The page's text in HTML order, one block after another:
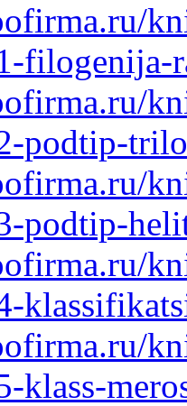
filogenija-
podtip-
podtip-
klass-